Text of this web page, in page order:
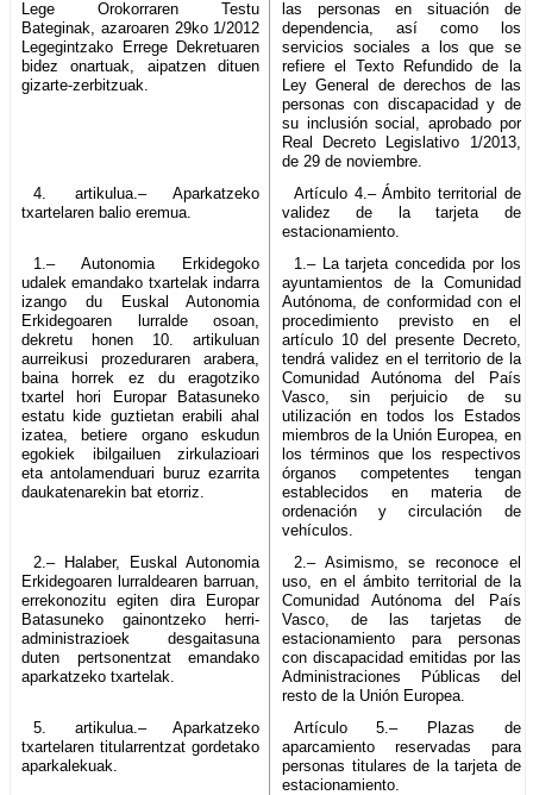
Lege Orokorraren Testu
Bateginak, azaroaren 29ko 1/2012
Legegintzako Errege Dekretuaren
bidez onartuak, aipatzen dituen
gizarte-zerbitzuak.
las personas en situación de
dependencia, así como los
servicios sociales a los que se
refiere el Texto Refundido de la
Ley General de derechos de las
personas con discapacidad y de
su inclusión social, aprobado por
Real Decreto Legislativo 1/2013,
de 29 de noviembre.
4. artikulua.– Aparkatzeko
txartelaren balio eremua.
Artículo 4.– Ámbito territorial de
validez de la tarjeta de
estacionamiento.
1.– Autonomia Erkidegoko
udalek emandako txartelak indarra
izango du Euskal Autonomia
Erkidegoaren lurralde osoan,
dekretu honen 10. artikuluan
aurreikusi prozeduraren arabera,
baina horrek ez du eragotziko
txartel hori Europar Batasuneko
estatu kide guztietan erabili ahal
izatea, betiere organo eskudun
egokiek ibilgailuen zirkulazioari
eta antolamenduari buruz ezarrita
daukatenarekin bat etorriz.
1.– La tarjeta concedida por los
ayuntamientos de la Comunidad
Autónoma, de conformidad con el
procedimiento previsto en el
artículo 10 del presente Decreto,
tendrá validez en el territorio de la
Comunidad Autónoma del País
Vasco, sin perjuicio de su
utilización en todos los Estados
miembros de la Unión Europea, en
los términos que los respectivos
órganos competentes tengan
establecidos en materia de
ordenación y circulación de
vehículos.
2.– Halaber, Euskal Autonomia
Erkidegoaren lurraldearen barruan,
errekonozitu egiten dira Europar
Batasuneko gainontzeko herri-
administrazioek desgaitasuna
duten pertsonentzat emandako
aparkatzeko txartelak.
2.– Asimismo, se reconoce el
uso, en el ámbito territorial de la
Comunidad Autónoma del País
Vasco, de las tarjetas de
estacionamiento para personas
con discapacidad emitidas por las
Administraciones Públicas del
resto de la Unión Europea.
5. artikulua.– Aparkatzeko
txartelaren titularrentzat gordetako
aparkalekuak.
Artículo 5.– Plazas de
aparcamiento reservadas para
personas titulares de la tarjeta de
estacionamiento.